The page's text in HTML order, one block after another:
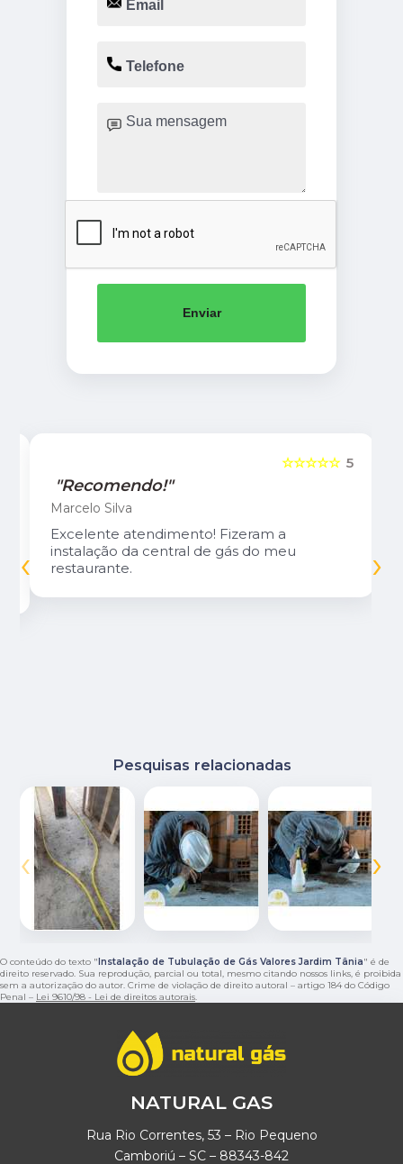
Enviar
5
☆☆☆☆☆
"Recomendo!"
Marcelo Silva
Excelente atendimento! Fizeram a
instalação da central de gás do meu
restaurante.
‹ ›
Pesquisas relacionadas
‹ ›
O conteúdo do texto " Instalação de Tubulação de Gás Valores Jardim Tânia" é de
direito reservado. Sua reprodução, parcial ou total, mesmo citando nossos links, é proibida
sem a autorização do autor. Crime de violação de direito autoral – artigo 184 do Código
Penal – Lei 9610/98 - Lei de direitos autorais.
NATURAL GAS
Rua Rio Correntes, 53 – Rio Pequeno
Camboriú – SC – 88343-842